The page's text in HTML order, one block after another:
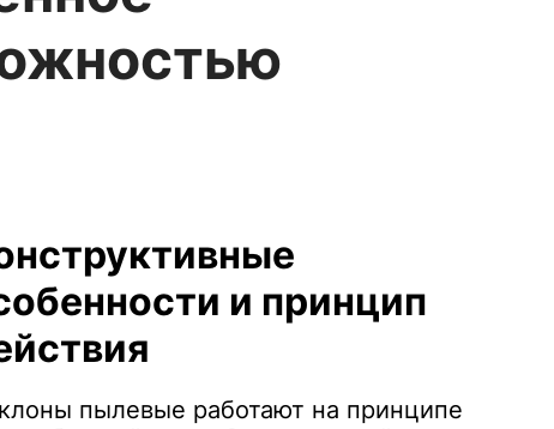
и принцип
пылевые работают на принципе